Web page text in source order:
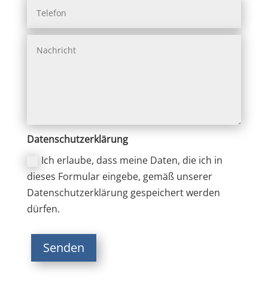
Datenschutzerklärung
Ich erlaube, dass meine Daten, die ich in
dieses Formular eingebe, gemäß unserer
Datenschutzerklärung gespeichert werden
dürfen.
Senden